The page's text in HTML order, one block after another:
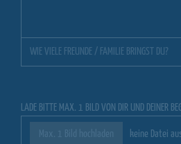
LADE BITTE MAX. 1 BILD VON DIR UND DEINER
keine Datei